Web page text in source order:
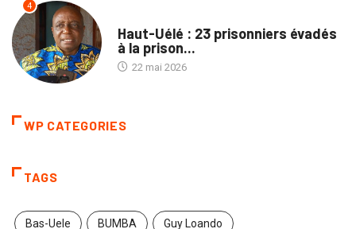
4
Haut-Uélé : 23 prisonniers évadés
à la prison...
22 mai 2026
WP CATEGORIES
TAGS
Bas-Uele BUMBA Guy Loando